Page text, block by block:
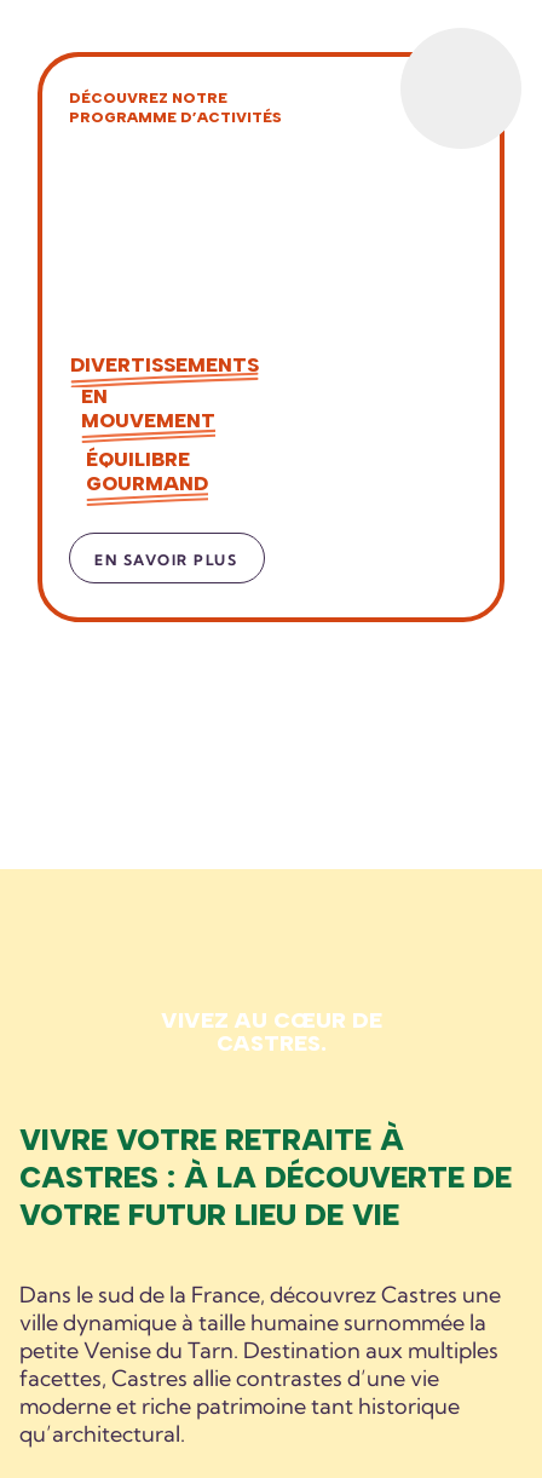
DÉCOUVREZ NOTRE
PROGRAMME D’ACTIVITÉS
DIVERTISSEMENTS
EN
MOUVEMENT
ÉQUILIBRE
GOURMAND
EN SAVOIR PLUS
VIVEZ AU CŒUR DE
CASTRES.
VIVRE VOTRE RETRAITE À
CASTRES : À LA DÉCOUVERTE DE
VOTRE FUTUR LIEU DE VIE
Dans le sud de la France, découvrez Castres une
ville dynamique à taille humaine surnommée la
petite Venise du Tarn. Destination aux multiples
facettes, Castres allie contrastes d’une vie
moderne et riche patrimoine tant historique
qu’architectural.